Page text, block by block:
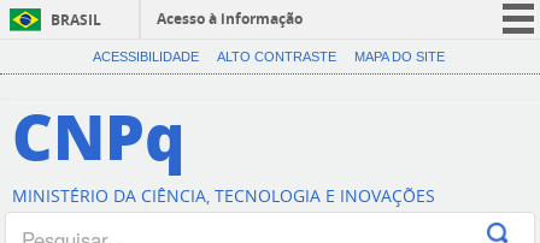
BRASIL
Acesso à informação
CORONAVÍRUS (COVID-19)
Canais
ACESSIBILIDADE ALTO CONTRASTE MAPA DO SITE
CNPq
MINISTÉRIO DA CIÊNCIA, TECNOLOGIA E INOVAÇÕES